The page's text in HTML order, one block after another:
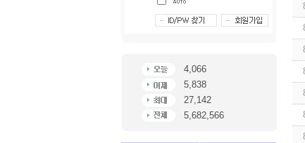
4,066
5,838
27,142
5,682,566